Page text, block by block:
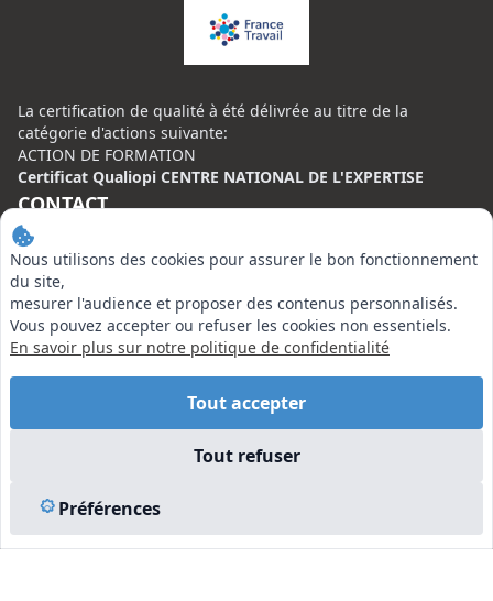
Nous utilisons des cookies pour assurer le bon fonctionnement
du site,
mesurer l'audience et proposer des contenus personnalisés.
Vous pouvez accepter ou refuser les cookies non essentiels.
En savoir plus sur notre politique de confidentialité
Tout accepter
Tout refuser
Préférences
La certification de qualité à été délivrée au titre de la
catégorie d'actions suivante:
ACTION DE FORMATION
Certificat Qualiopi CENTRE NATIONAL DE L'EXPERTISE
CONTACT
Centre National de l’Expertise (CNE)
20 rue Henri Regnault, 75008 Paris
N°VERT : 0800 00 80 89
EN SAVOIR PLUS
Vu à la Télé
Plan du site